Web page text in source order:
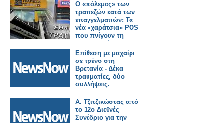
Ο «πόλεμος» των
τραπεζών κατά των
επαγγελματιών: Τα
νέα «χαράτσια» POS
που πνίγουν τη
μικρομεσαία
επιχειρηματικότητα
Επίθεση με μαχαίρι
σε τρένο στη
Βρετανία - Δέκα
τραυματίες, δύο
συλλήψεις.
Α. Τζιτζικώστας από
το 12ο Διεθνές
Συνέδριο για την